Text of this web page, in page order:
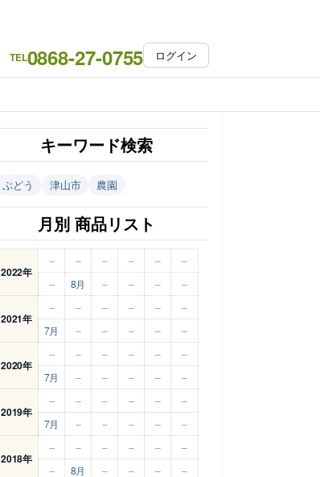
TEL0868-27-0755 ログイン
キーワード検索
ぶどう 津山市 農園
月別 商品リスト
2022年
– – – – –
–
–
8月 – – – –
2021年
– – – – –
–
7月
– – – – –
2020年
– – – – –
–
7月
– – – – –
2019年
– – – – –
–
7月
– – – – –
2018年
– – – – –
–
–
8月 – – – –